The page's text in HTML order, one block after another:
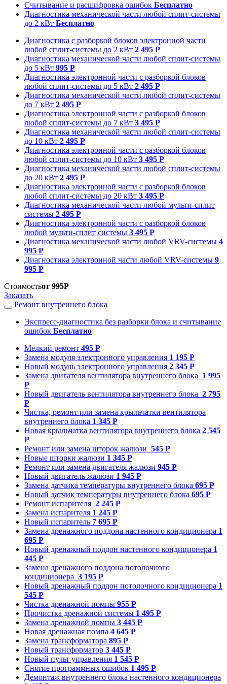
Считывание и расшифровка ошибок Бесплатно
Диагностика механической части любой сплит-системы
до 2 кВт Бесплатно
Диагностика с разборкой блоков электронной части
любой сплит-системы до 2 кВт 2 495 Р
Диагностика механической части любой сплит-системы
до 5 кВт 995 Р
Диагностика электронной части с разборкой блоков
любой сплит-системы до 5 кВт 2 495 Р
Диагностика механической части любой сплит-системы
до 7 кВт 2 495 Р
Диагностика электронной части с разборкой блоков
любой сплит-системы до 7 кВт 3 495 Р
Диагностика механической части любой сплит-системы
до 10 кВт 2 495 Р
Диагностика электронной части с разборкой блоков
любой сплит-системы до 10 кВт 3 495 Р
Диагностика механической части любой сплит-системы
до 20 кВт 2 495 Р
Диагностика электронной части с разборкой блоков
любой сплит-системы до 20 кВт 3 495 Р
Диагностика механической части любой мульти-сплит
системы 2 495 Р
Диагностика электронной части с разборкой блоков
любой мульти-сплит системы 3 495 Р
Диагностика механической части любой VRV-системы 4
995 Р
Диагностика электронной части любой VRV-системы 9
995 Р
Стоимостьот 995Р
Заказать
Ремонт внутреннего блока
Экспресс-диагностика без разборки блока и считывание
ошибок Бесплатно
Мелкий ремонт 495 Р
Замена модуля электронного управления 1 195 Р
Новый модуль электронного управления 2 345 Р
Замена двигателя вентилятора внутреннего блока 1 995
Р
Новый двигатель вентилятора внутреннего блока 2 795
Р
Чистка, ремонт или замена крыльчатки вентилятора
внутреннего блока 1 345 Р
Новая крыльчатка вентилятора внутреннего блока 2 545
Р
Ремонт или замена шторок жалюзи 545 Р
Новые шторки жалюзи 1 345 Р
Ремонт или замена двигателя жалюзи 945 Р
Новый двигатель жалюзи 1 945 Р
Замена датчика температуры внутреннего блока 695 Р
Новый датчик температуры внутреннего блока 695 Р
Ремонт испарителя 2 245 Р
Замена испарителя 1 245 Р
Новый испаритель 7 695 Р
Замена дренажного поддона настенного кондиционера 1
695 Р
Новый дренажный поддон настенного кондиционера 1
445 Р
Замена дренажного поддона потолочного
кондиционера 3 195 Р
Новый дренажный поддон потолочного кондиционера 1
545 Р
Чистка дренажной помпы 955 Р
Прочистка дренажной системы 1 495 Р
Замена дренажной помпы 3 445 Р
Новая дренажная помпа 4 645 Р
Замена трансформатора 895 Р
Новый трансформатор 3 445 Р
Новый пульт управления 1 545 Р
Снятие программных ошибок 1 495 Р
Демонтаж внутреннего блока настенного кондиционера